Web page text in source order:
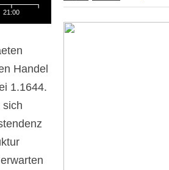
21:00
Handel
1.1644.
sich